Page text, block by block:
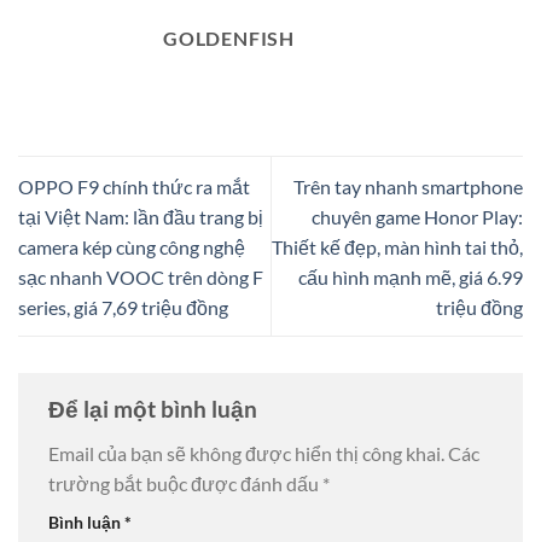
GOLDENFISH
OPPO F9 chính thức ra mắt
tại Việt Nam: lần đầu trang bị
camera kép cùng công nghệ
sạc nhanh VOOC trên dòng F
series, giá 7,69 triệu đồng
Trên tay nhanh smartphone
chuyên game Honor Play:
Thiết kế đẹp, màn hình tai thỏ,
cấu hình mạnh mẽ, giá 6.99
triệu đồng
Để lại một bình luận
Email của bạn sẽ không được hiển thị công khai.Các
trường bắt buộc được đánh dấu *
Bình luận*